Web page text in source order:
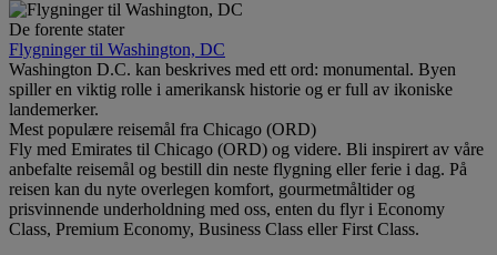
De forente stater
Flygninger til Washington, DC
Washington D.C. kan beskrives med ett ord: monumental. Byen
spiller en viktig rolle i amerikansk historie og er full av ikoniske
landemerker.
Mest populære reisemål fra Chicago (ORD)
Fly med Emirates til Chicago (ORD) og videre. Bli inspirert av våre
anbefalte reisemål og bestill din neste flygning eller ferie i dag. På
reisen kan du nyte overlegen komfort, gourmetmåltider og
prisvinnende underholdning med oss, enten du flyr i Economy
Class, Premium Economy, Business Class eller First Class.